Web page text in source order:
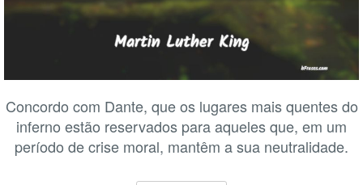
Concordo com Dante, que os lugares mais quentes do
inferno estão reservados para aqueles que, em um
período de crise moral, mantêm a sua neutralidade.